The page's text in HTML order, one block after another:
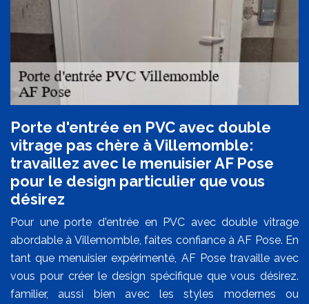
Porte d'entrée en PVC avec double
vitrage pas chère à Villemomble:
travaillez avec le menuisier AF Pose
pour le design particulier que vous
désirez
Pour une porte d'entrée en PVC avec double vitrage
abordable à Villemomble, faites confiance à AF Pose. En
tant que menuisier expérimenté, AF Pose travaille avec
vous pour créer le design spécifique que vous désirez.
familier, aussi bien avec les styles modernes ou